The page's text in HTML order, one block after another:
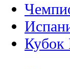
Кубок